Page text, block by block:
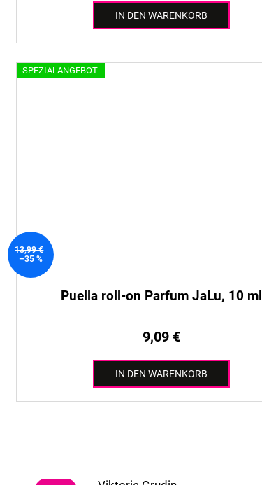
IN DEN WARENKORB
SPEZIALANGEBOT
13,99 €
–35 %
Puella roll-on Parfum JaLu, 10 ml
9,09 €
IN DEN WARENKORB